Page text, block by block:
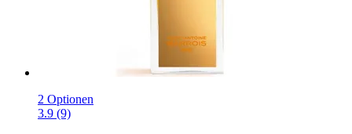
2 Optionen
3.9 (9)